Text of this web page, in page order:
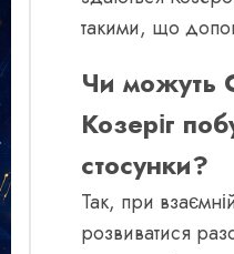
такими, що
Чи можуть
Козеріг
стосунки?
Так, при
розвиватися